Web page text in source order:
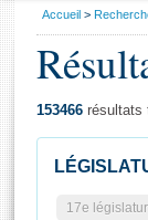
Vous
Accueil
153466 résultats
17e